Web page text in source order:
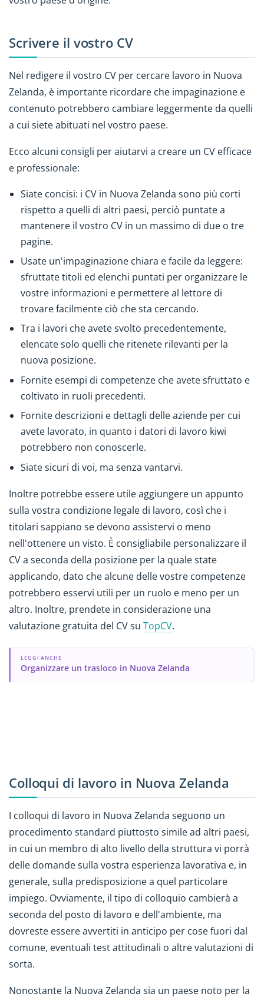
Scrivere il vostro CV
Nel redigere il vostro CV per cercare lavoro in Nuova
Zelanda, è importante ricordare che impaginazione e
contenuto potrebbero cambiare leggermente da quelli
a cui siete abituati nel vostro paese.
Ecco alcuni consigli per aiutarvi a creare un CV efficace
e professionale:
Siate concisi: i CV in Nuova Zelanda sono più corti
rispetto a quelli di altri paesi, perciò puntate a
mantenere il vostro CV in un massimo di due o tre
pagine.
Usate un'impaginazione chiara e facile da leggere:
sfruttate titoli ed elenchi puntati per organizzare le
vostre informazioni e permettere al lettore di
trovare facilmente ciò che sta cercando.
Tra i lavori che avete svolto precedentemente,
elencate solo quelli che ritenete rilevanti per la
nuova posizione.
Fornite esempi di competenze che avete sfruttato e
coltivato in ruoli precedenti.
Fornite descrizioni e dettagli delle aziende per cui
avete lavorato, in quanto i datori di lavoro kiwi
potrebbero non conoscerle.
Siate sicuri di voi, ma senza vantarvi.
Inoltre potrebbe essere utile aggiungere un appunto
sulla vostra condizione legale di lavoro, così che i
titolari sappiano se devono assistervi o meno
nell'ottenere un visto. È consigliabile personalizzare il
CV a seconda della posizione per la quale state
applicando, dato che alcune delle vostre competenze
potrebbero esservi utili per un ruolo e meno per un
altro. Inoltre, prendete in considerazione una
valutazione gratuita del CV su TopCV.
LEGGI ANCHE
Organizzare un trasloco in Nuova Zelanda
Colloqui di lavoro in Nuova Zelanda
I colloqui di lavoro in Nuova Zelanda seguono un
procedimento standard piuttosto simile ad altri paesi,
in cui un membro di alto livello della struttura vi porrà
delle domande sulla vostra esperienza lavorativa e, in
generale, sulla predisposizione a quel particolare
impiego. Ovviamente, il tipo di colloquio cambierà a
seconda del posto di lavoro e dell'ambiente, ma
dovreste essere avvertiti in anticipo per cose fuori dal
comune, eventuali test attitudinali o altre valutazioni di
sorta.
Nonostante la Nuova Zelanda sia un paese noto per la